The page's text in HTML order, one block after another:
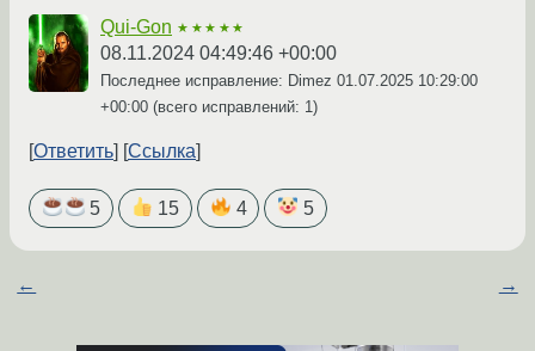
Qui-Gon ★★★★★
08.11.2024 04:49:46 +00:00
Последнее исправление: Dimez 01.07.2025 10:29:00
+00:00 (всего исправлений: 1)
Ответить Ссылка
5 15 4 5
← →